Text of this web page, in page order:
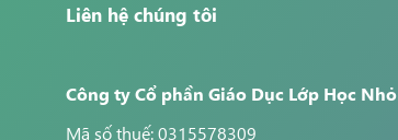
Liên hệ chúng tôi
Công ty Cổ phần Giáo Dục Lớp Học Nhỏ
Mã số thuế: 0315578309